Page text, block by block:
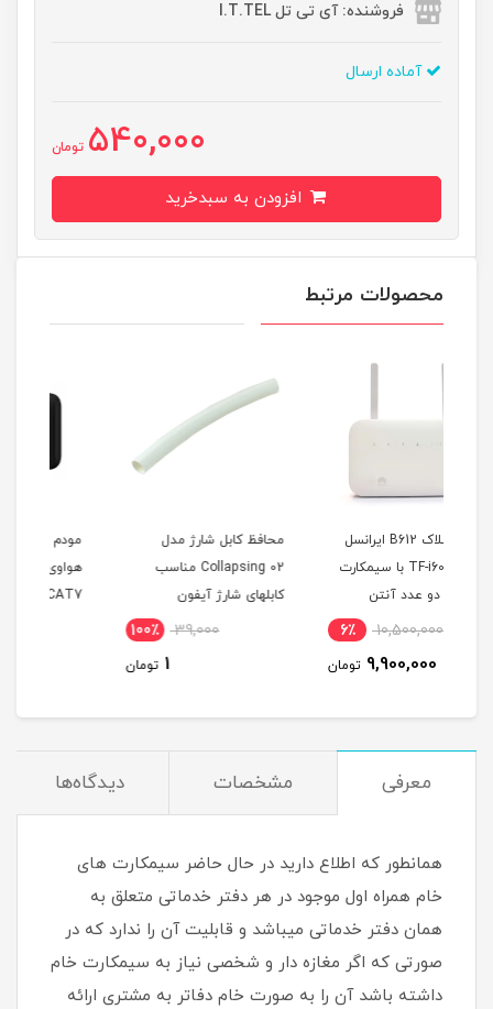
فروشنده: آی تی تل I.T.TEL
آماده ارسال
540,000 تومان
محصولات مرتبط
محافظ کابل شارژ مدل
کابلهای شارژ آیفون
39,000
مودم همراه TD-LTE / 4.5G
هواوی مدل E5785-320 /
19,500,000
18,900,000
معرفی مشخصات دیدگاه‌ها
همانطور که اطلاع دارید در حال حاضر سیمکارت های
خام همراه اول موجود در هر دفتر خدماتی متعلق به
همان دفتر خدماتی میباشد و قابلیت آن را ندارد که در
صورتی که اگر مغازه دار و شخصی نیاز به سیمکارت خام
داشته باشد آن را به صورت خام دفاتر به مشتری ارائه